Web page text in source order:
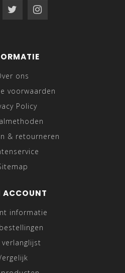
ons
voorwaarden
Policy
& retourneren
informatie
verlanglijst